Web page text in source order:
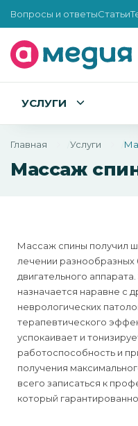
Вопросы и ответыСтатьи
УСЛУГИ
Главная Услуги
Массаж
Массаж спины получил
лечении
двигательного
назначается наравне с
неврологических
терапевтического
успокаивает и
работоспособность и
получения
всего записаться к
который